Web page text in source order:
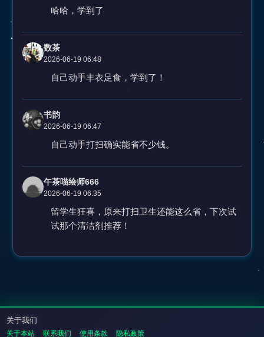
哈哈，学到了
数茶
2026-06-19 06:48
自己动手丰衣足食，学到了！
书韵
2026-06-19 06:47
自己动手打扫确实能省不少钱。
午茶喵绘师666
2026-06-19 06:35
留学生狂喜，原来打扫卫生还能这么省，下次试
试那个清洁剂推荐！
关于我们
关于本站 联系我们 使用条款 隐私政策